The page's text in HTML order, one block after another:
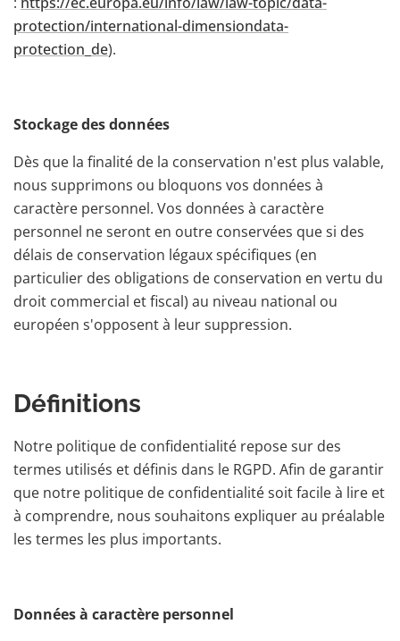
protection/international-dimensiondata-
protection_de).
Stockage des données
Dès que la finalité de la conservation n'est plus valable,
nous supprimons ou bloquons vos données à
caractère personnel. Vos données à caractère
personnel ne seront en outre conservées que si des
délais de conservation légaux spécifiques (en
particulier des obligations de conservation en vertu du
droit commercial et fiscal) au niveau national ou
européen s'opposent à leur suppression.
Définitions
Notre politique de confidentialité repose sur des
termes utilisés et définis dans le RGPD. Afin de garantir
que notre politique de confidentialité soit facile à lire et
à comprendre, nous souhaitons expliquer au préalable
les termes les plus importants.
Données à caractère personnel